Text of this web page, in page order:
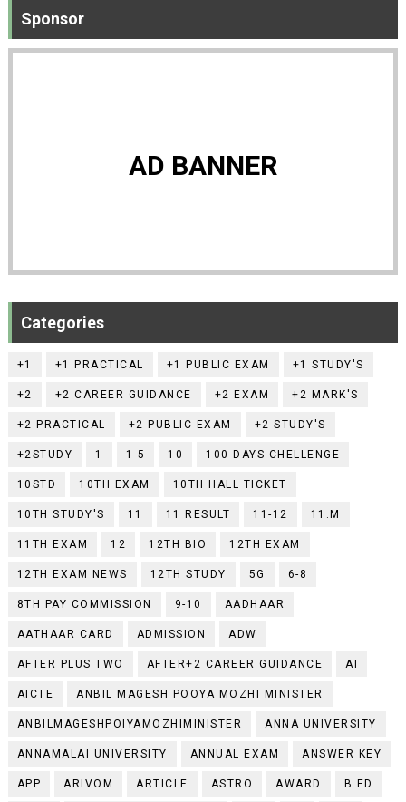
Sponsor
AD BANNER
Categories
+1 +1 PRACTICAL +1 PUBLIC EXAM +1 STUDY'S
+2 +2 CAREER GUIDANCE +2 EXAM +2 MARK'S
+2 PRACTICAL +2 PUBLIC EXAM +2 STUDY'S
+2STUDY 1 1-5 10 100 DAYS CHELLENGE
10STD 10TH EXAM 10TH HALL TICKET
10TH STUDY'S 11 11 RESULT 11-12 11.M
11TH EXAM 12 12TH BIO 12TH EXAM
12TH EXAM NEWS 12TH STUDY 5G 6-8
8TH PAY COMMISSION 9-10 AADHAAR
AATHAAR CARD ADMISSION ADW
AFTER PLUS TWO AFTER+2 CAREER GUIDANCE AI
AICTE ANBIL MAGESH POOYA MOZHI MINISTER
ANBILMAGESHPOIYAMOZHIMINISTER ANNA UNIVERSITY
ANNAMALAI UNIVERSITY ANNUAL EXAM ANSWER KEY
APP ARIVOM ARTICLE ASTRO AWARD B.ED